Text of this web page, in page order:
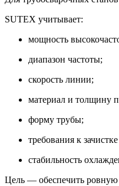
SUTEX учитывает:
мощность
диапазон частоты;
скорость линии;
материал и толщину
форму трубы;
требования к
стабильность
Цель — обеспечить ровную